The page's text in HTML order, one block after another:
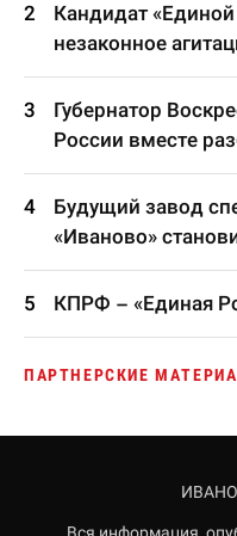
Кандидат
незаконное
Губернатор
России вместе
Будущий завод
«Иваново»
КПРФ – «Единая
ПАРТНЕРСКИЕ